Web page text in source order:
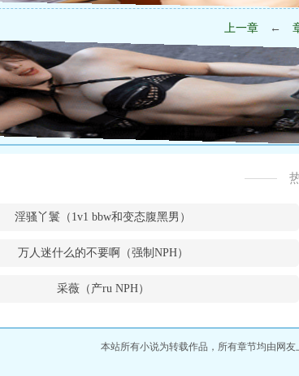
上一章 ←
淫骚丫鬟（1v1 bbw和变态腹黑男）
万人迷什么的不要啊（强制NPH）
采薇（产ru NPH）
本站所有小说为转载作品，所有章节均由网